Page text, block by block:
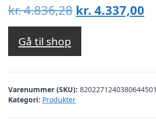
kr.4.836,28 Den
oprindelige
var:
kr. 4.836,28.
kr. 4.337,00
Gå til shop
Varenummer (SKU): 8202271240380644501
Kategori: Produkter